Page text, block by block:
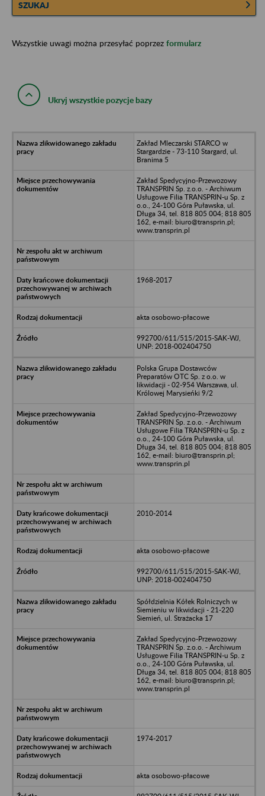
SZUKAJ
Wszystkie uwagi można przesyłać poprzez formularz
Ukryj wszystkie pozycje bazy
Zakład Mleczarski STARCO w
Stargardzie - 73-110 Stargard, ul.
Branima 5
Zakład Spedycyjno-Przewozowy
TRANSPRIN Sp. z.o.o. - Archiwum
Usługowe Filia TRANSPRIN-u Sp. z
o.o., 24-100 Góra Puławska, ul.
Długa 34, tel. 818 805 004; 818 805
162, e-mail: biuro@transprin.pl;
www.transprin.pl
1968-2017
akta osobowo-płacowe
992700/611/515/2015-SAK-WJ,
UNP: 2018-002404750
Polska Grupa Dostawców
Preparatów OTC Sp. z o.o. w
likwidacji - 02-954 Warszawa, ul.
Królowej Marysieńki 9/2
Zakład Spedycyjno-Przewozowy
TRANSPRIN Sp. z.o.o. - Archiwum
Usługowe Filia TRANSPRIN-u Sp. z
o.o., 24-100 Góra Puławska, ul.
Długa 34, tel. 818 805 004; 818 805
162, e-mail: biuro@transprin.pl;
www.transprin.pl
2010-2014
akta osobowo-płacowe
992700/611/515/2015-SAK-WJ,
UNP: 2018-002404750
Spółdzielnia Kółek Rolniczych w
Siemieniu w likwidacji - 21-220
Siemień, ul. Strażacka 17
Zakład Spedycyjno-Przewozowy
TRANSPRIN Sp. z.o.o. - Archiwum
Usługowe Filia TRANSPRIN-u Sp. z
o.o., 24-100 Góra Puławska, ul.
Długa 34, tel. 818 805 004; 818 805
162, e-mail: biuro@transprin.pl;
www.transprin.pl
1974-2017
akta osobowo-płacowe